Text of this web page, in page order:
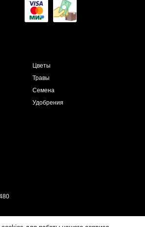
Цветы
Травы
Семена
Удобрения